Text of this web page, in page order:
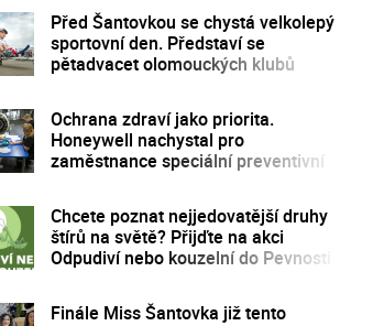
Před Šantovkou se chystá velkolepý
sportovní den. Představí se
pětadvacet olomouckých klubů
Ochrana zdraví jako priorita.
Honeywell nachystal pro
zaměstnance speciální preventivní
Chcete poznat nejjedovatější druhy
štírů na světě? Přijďte na akci
Odpudiví nebo kouzelní do Pevnosti
Finále Miss Šantovka již tento